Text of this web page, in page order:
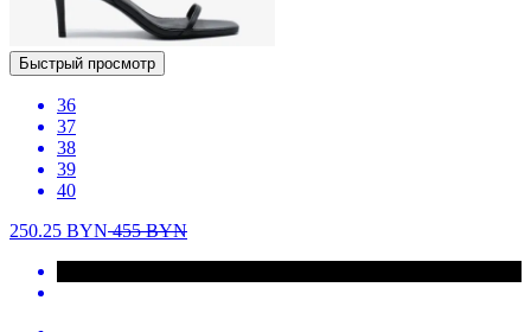
Быстрый просмотр
36
37
38
39
40
250.25 BYN455BYN